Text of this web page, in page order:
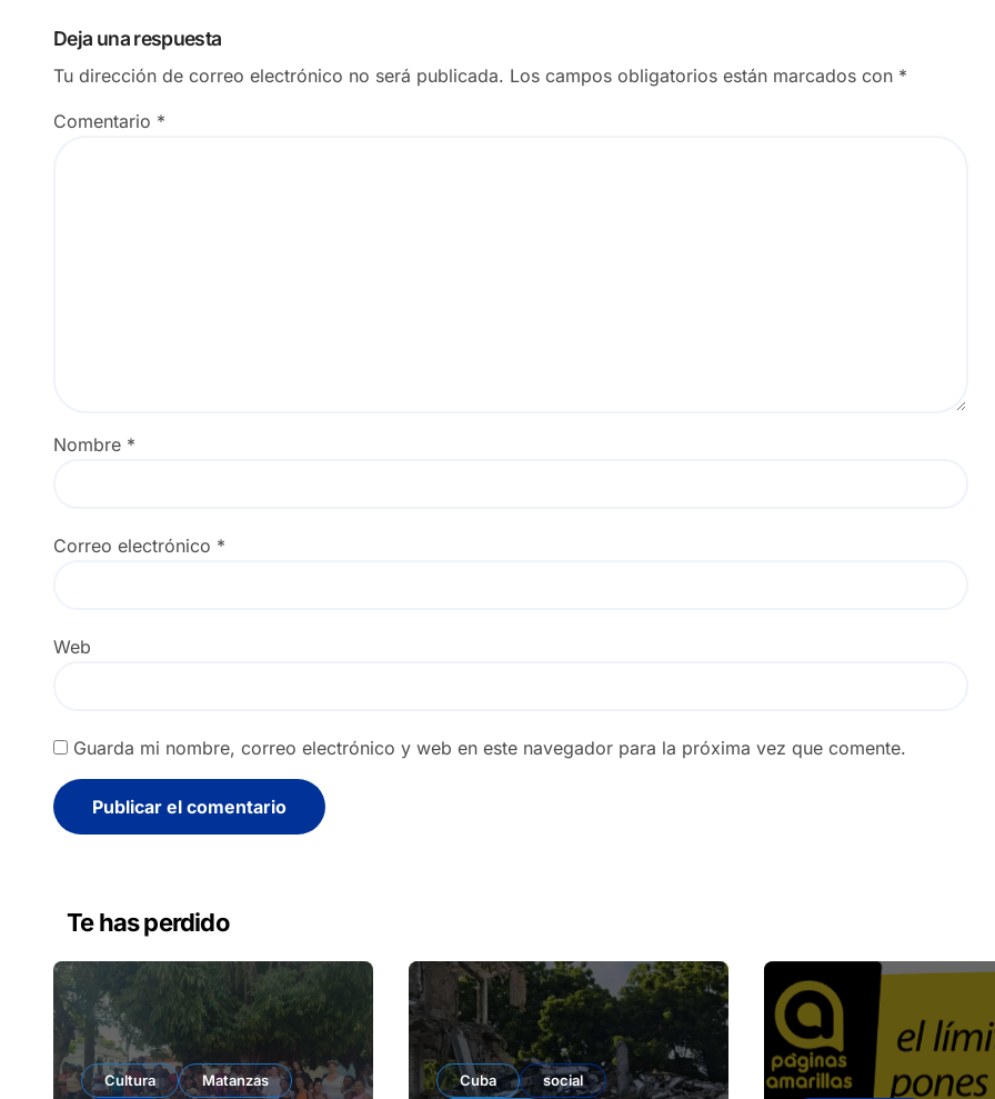
Deja una respuesta
Tu dirección de correo electrónico no será publicada. Los campos obligatorios están marcados con *
Comentario *
Nombre *
Correo electrónico *
Web
Guarda mi nombre, correo electrónico y web en este navegador para la próxima vez que comente.
Te has perdido
Cultura Matanzas Cuba social